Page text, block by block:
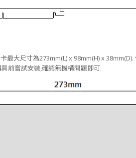
最大尺寸為273mm(L) x 98mm(H) x
前嘗試安裝,確認無機構問題即可.